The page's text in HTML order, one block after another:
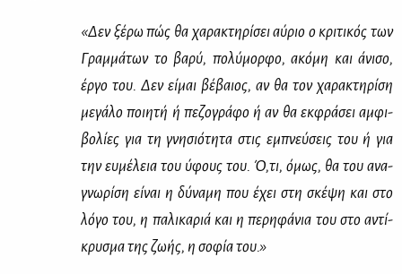
«Δεν ξέ­ρω πώς θα χα­ρα­κτη­ρί­σει αύ­ριο ο κρι­τι­κός των
Γραμ­μά­των το βα­ρύ, πο­λύ­μορ­φο, ακό­μη και άνι­σο,
έρ­γο του. Δεν εί­μαι βέ­βαιος, αν θα τον χα­ρα­κτη­ρί­ση
με­γά­λο ποι­η­τή ή πε­ζο­γρά­φο ή αν θα εκ­φρά­σει αμ­φι­
βο­λί­ες για τη γνη­σιό­τη­τα στις εμπνεύ­σεις του ή για
την ευ­μέ­λεια του ύφους του. Ό,τι, όμως, θα του ανα­
γνω­ρί­ση εί­ναι η δύ­να­μη που έχει στη σκέ­ψη και στο
λό­γο του, η πα­λι­κα­ριά και η πε­ρη­φά­νια του στο αντί­
κρυ­σμα της ζω­ής, η σο­φία του.»